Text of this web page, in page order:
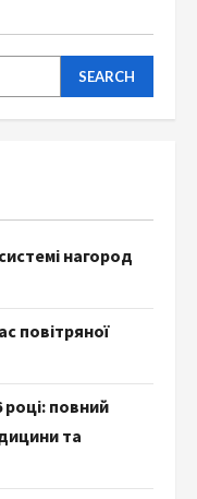
SEARCH
нагород
повітряної
році: повний
та